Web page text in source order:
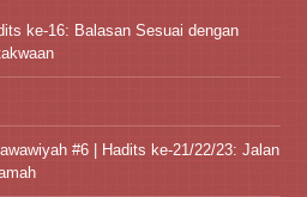
ke-16: Balasan Sesuai dengan
#6 | Hadits ke-21/22/23: Jalan